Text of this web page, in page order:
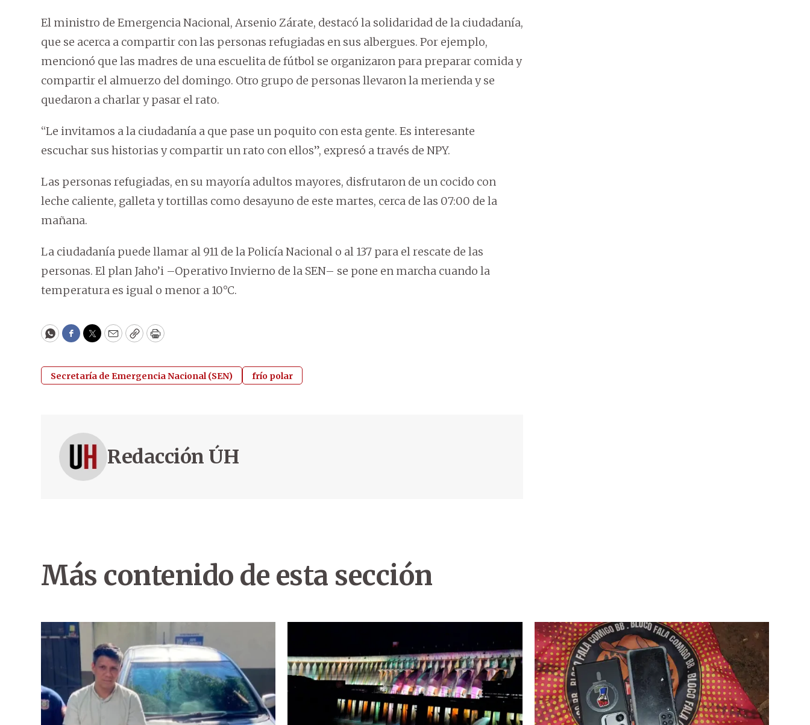
El ministro de Emergencia Nacional, Arsenio Zárate, destacó la solidaridad de la ciudadanía,
que se acerca a compartir con las personas refugiadas en sus albergues. Por ejemplo,
mencionó que las madres de una escuelita de fútbol se organizaron para preparar comida y
compartir el almuerzo del domingo. Otro grupo de personas llevaron la merienda y se
quedaron a charlar y pasar el rato.
“Le invitamos a la ciudadanía a que pase un poquito con esta gente. Es interesante
escuchar sus historias y compartir un rato con ellos”, expresó a través de NPY.
Las personas refugiadas, en su mayoría adultos mayores, disfrutaron de un cocido con
leche caliente, galleta y tortillas como desayuno de este martes, cerca de las 07:00 de la
mañana.
La ciudadanía puede llamar al 911 de la Policía Nacional o al 137 para el rescate de las
personas. El plan Jaho’i –Operativo Invierno de la SEN– se pone en marcha cuando la
temperatura es igual o menor a 10°C.
WhatsApp
Facebook
Twitter
EmailCopyPrint
Secretaría de Emergencia Nacional (SEN) frío polar
Redacción ÚH
Más contenido de esta sección